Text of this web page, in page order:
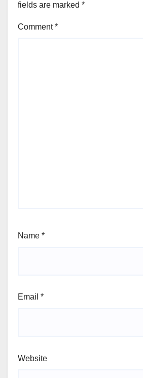
fields are marked *
Comment*
Name *
Email *
Website